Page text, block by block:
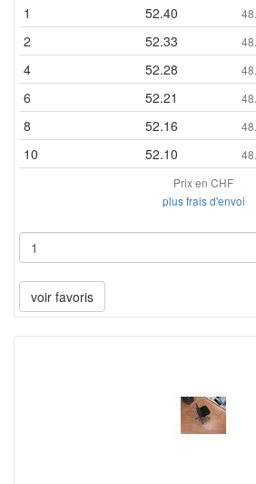
1 52.40
2 52.33
4 52.28
6 52.21
8 52.16
10 52.10
Prix en CHF
plus frais d'envoi
voir favoris